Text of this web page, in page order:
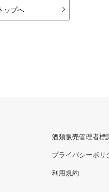
ップへ
酒類販売管理者標
プライバシーポリ
利用規約